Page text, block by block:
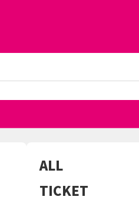
ALL
TICKET